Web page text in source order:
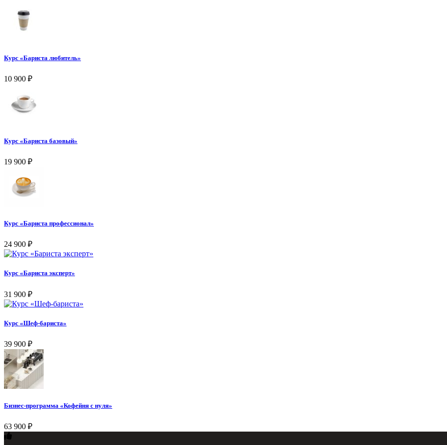
Курс «Бариста любитель»
10 900 ₽
Курс «Бариста базовый»
19 900 ₽
Курс «Бариста профессионал»
24 900 ₽
Курс «Бариста эксперт»
31 900 ₽
Курс «Шеф-бариста»
39 900 ₽
Бизнес-программа «Кофейня с нуля»
63 900 ₽